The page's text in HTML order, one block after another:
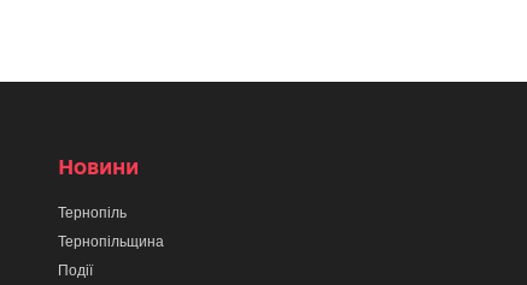
Новини
Тернопіль
Тернопільщина
Події